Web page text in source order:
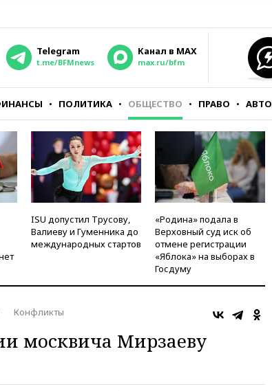
Telegram
t.me/BFMnews
Канал в MAX
max.ru/bfm
ПОЛИТИКА ОБЩЕСТВО ПРАВО АВТО
ISU допустил Трусову,
Валиеву и Гуменника до
международных стартов
«Родина» подала в
Верховный суд иск об
отмене регистрации
«Яблока» на выборах в
Госдуму
Конфликты
москвича Мирзаеву